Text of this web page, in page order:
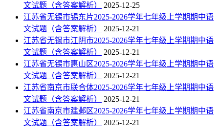
文试题（含答案解析）
2025-12-25
江苏省无锡市锡东片2025-2026学年七年级上学期期中语
文试题（含答案解析）
2025-12-21
江苏省无锡市江阴市2025-2026学年七年级上学期期中语
文试题（含答案解析）
2025-12-21
江苏省无锡市惠山区2025-2026学年七年级上学期期中语
文试题（含答案解析）
2025-12-21
江苏省南京市联合体2025-2026学年七年级上学期期中语
文试题（含答案解析）
2025-12-21
江苏省南京市建邺区2025-2026学年七年级上学期期中语
文试题（含答案解析）
2025-12-21